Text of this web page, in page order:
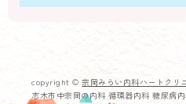
copyright ©宗岡みらい内科ハートクリ
志木市中宗岡の内科 循環器内科 糖尿病